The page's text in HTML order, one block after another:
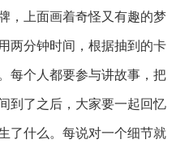
，上面画着奇怪又有趣的梦
两分钟时间，根据抽到的卡
每个人都要参与讲故事，把
到了之后，大家要一起回忆
了什么。每说对一个细节就